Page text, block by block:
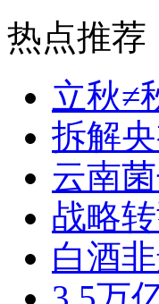
热点推荐
立秋≠
拆解
云南
战略
白酒